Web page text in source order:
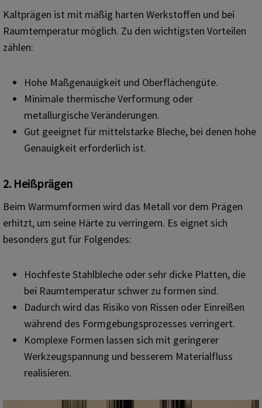
Kaltprägen ist mit mäßig harten Werkstoffen und bei
Raumtemperatur möglich. Zu den wichtigsten Vorteilen
zählen:
Hohe Maßgenauigkeit und Oberflächengüte.
Minimale thermische Verformung oder
metallurgische Veränderungen.
Gut geeignet für mittelstarke Bleche, bei denen hohe
Genauigkeit erforderlich ist.
2. Heißprägen
Beim Warmumformen wird das Metall vor dem Prägen
erhitzt, um seine Härte zu verringern. Es eignet sich
besonders gut für Folgendes:
Hochfeste Stahlbleche oder sehr dicke Platten, die
bei Raumtemperatur schwer zu formen sind.
Dadurch wird das Risiko von Rissen oder Einreißen
während des Formgebungsprozesses verringert.
Komplexe Formen lassen sich mit geringerer
Werkzeugspannung und besserem Materialfluss
realisieren.